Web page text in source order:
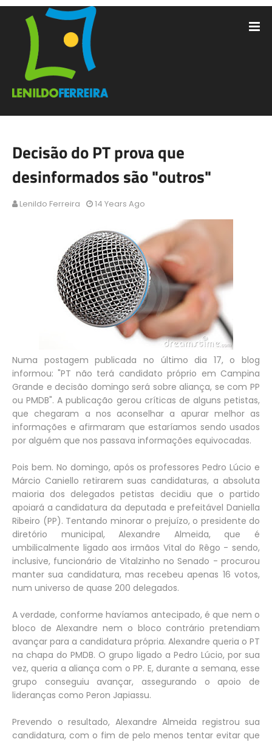
Decisão do PT prova que
desinformados são "outros"
Lenildo Ferreira 14 Years Ago
Numa postagem publicada no último dia 17, o blog
informou: "PT não terá candidato próprio em Campina
Grande e decisão domingo será sobre aliança, se com PP
ou PMDB". A publicação gerou críticas de alguns petistas,
que chegaram a nos aconselhar a apurar melhor as
informações e afirmaram que estaríamos sendo usados
por alguém que nos passava informações equivocadas.
Pois bem. No domingo, após os professores Pedro Lúcio e
Márcio Caniello retirarem suas candidaturas, a absoluta
maioria dos delegados petistas decidiu que o partido
apoiará a candidatura da deputada e prefeitável Daniella
Ribeiro (PP). Tentando minorar o prejuízo, o presidente do
diretório municipal, Alexandre Almeida, que é
umbilicalmente ligado aos irmãos Vital do Rêgo - sendo,
inclusive, funcionário de Vitalzinho no Senado - procurou
manter sua candidatura, mas recebeu apenas 16 votos,
num universo de quase 200 delegados.
A verdade, conforme havíamos antecipado, é que nem o
bloco de Alexandre nem o bloco contrário pretendiam
avançar para a candidatura própria. Alexandre queria o PT
na chapa do PMDB. O grupo ligado a Pedro Lúcio, por sua
vez, queria a aliança com o PP. E, durante a semana, esse
grupo conseguiu avançar, assegurando o apoio de
lideranças como Peron Japiassu.
Prevendo o resultado, Alexandre Almeida registrou sua
candidatura, com o fim de pelo menos tentar evitar que